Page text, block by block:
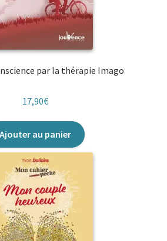
par la thérapie Imago
17,90€
Ajouter au panier